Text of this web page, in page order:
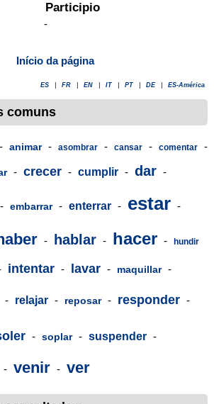
Participio
-
Início da página
ES FR EN IT PT DE ES-América
comuns
- animar - asombrar - cansar - comentar -
- crecer - cumplir - dar -
- embarrar - enterrar - estar -
- hablar - hacer - hundir
intentar - lavar - maquillar -
- relajar - reposar - responder -
- soplar - suspender -
- venir - ver